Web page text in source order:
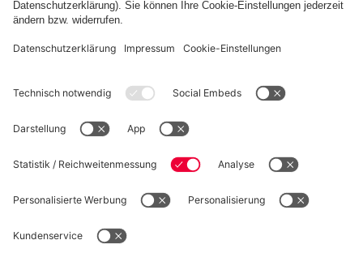
© FC Bayern München Basketball GmbH